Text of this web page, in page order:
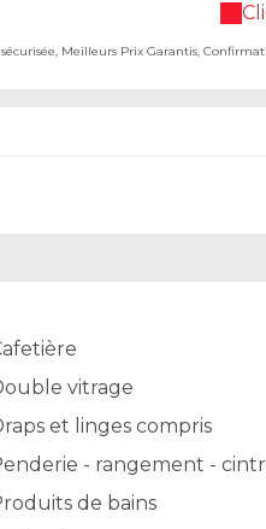
sécurisée, Meilleurs Prix Garantis,
vitrage
et linges compris
- rangement -
de bains